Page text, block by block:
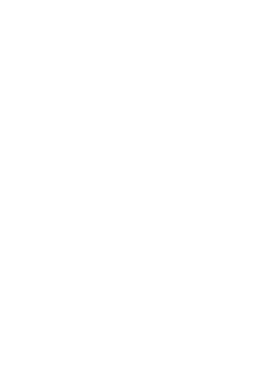
za sljedeći put kada budem